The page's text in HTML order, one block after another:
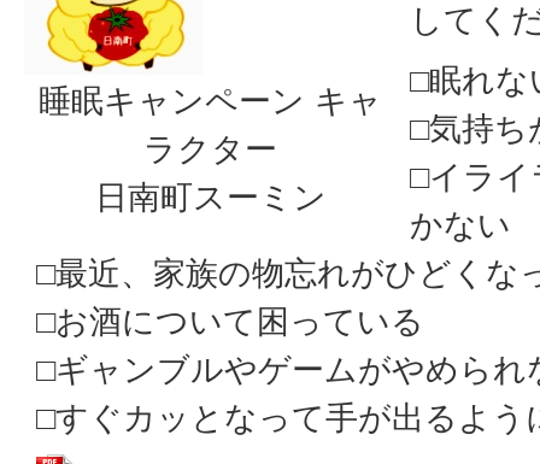
睡眠キャンペーン キャ
ラクター
日南町スーミン
してく
□眠れな
□気持ち
□イライ
かない
□最近、家族の物忘れがひどくな
□お酒について困っている
□ギャンブルやゲームがやめられ
□すぐカッとなって手が出るよう